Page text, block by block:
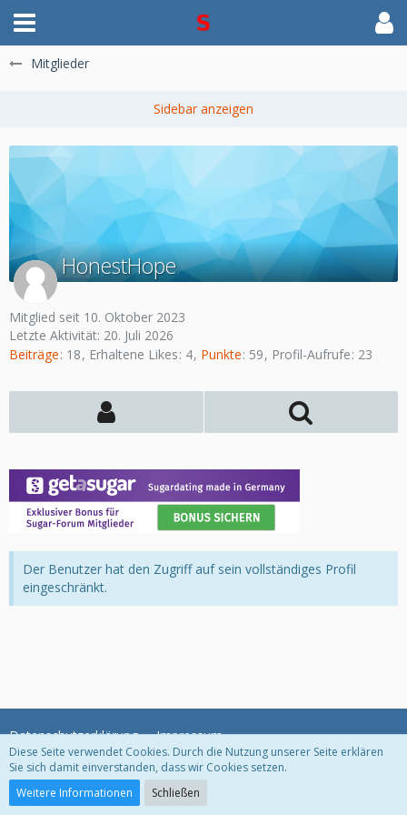
Mitglieder
HonestHope
Mitglied seit 10. Oktober 2023
Letzte Aktivität: 20. Juli 2026
Beiträge 18 Erhaltene Likes 4 Punkte 59 Profil-Aufrufe 23
Der Benutzer hat den Zugriff auf sein vollständiges Profil
eingeschränkt.
Datenschutzerklärung Impressum
Community-Software:
Diese Seite verwendet Cookies. Durch die Nutzung unserer Seite erklären
Sie sich damit einverstanden, dass wir Cookies setzen.
Weitere Informationen
Schließen